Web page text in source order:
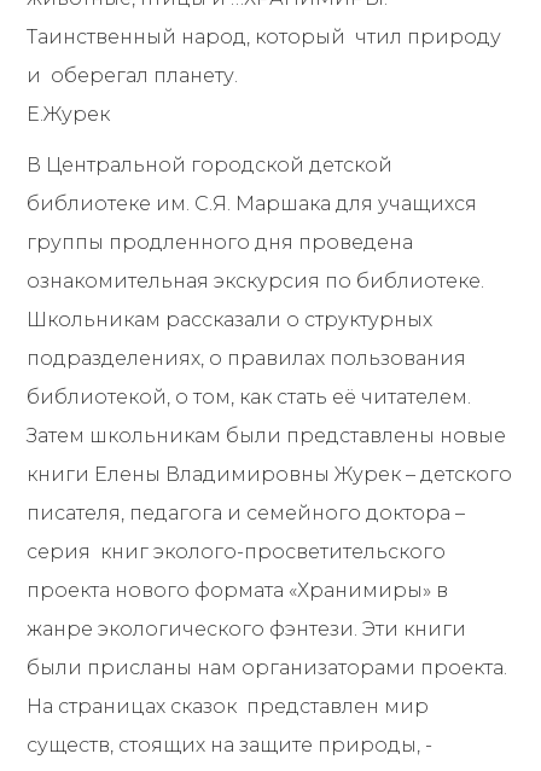
Таинственный народ, который чтил природу
и оберегал планету.
Е.Журек
В Центральной городской детской
библиотеке им. С.Я. Маршака для учащихся
группы продленного дня проведена
ознакомительная экскурсия по библиотеке.
Школьникам рассказали о структурных
подразделениях, о правилах пользования
библиотекой, о том, как стать её читателем.
Затем школьникам были представлены новые
книги Елены Владимировны Журек – детского
писателя, педагога и семейного доктора –
серия книг эколого-просветительского
проекта нового формата «Хранимиры» в
жанре экологического фэнтези. Эти книги
были присланы нам организаторами проекта.
На страницах сказок представлен мир
существ, стоящих на защите природы, -